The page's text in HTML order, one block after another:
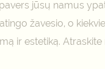
jūsų namus
žavesio, o
ir estetiką.